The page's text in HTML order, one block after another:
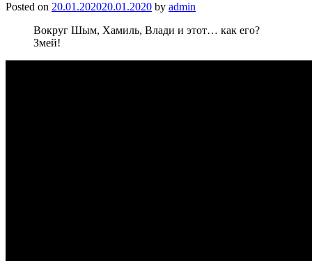
Posted on 20.01.202020.01.2020 by admin
Вокруг Шым, Хамиль, Влади и этот… как его?
Змей!